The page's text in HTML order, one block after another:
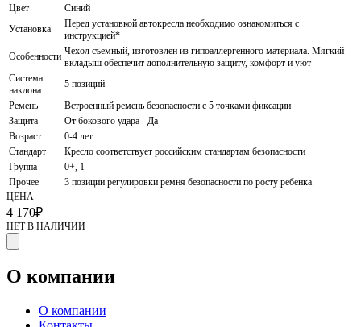
Цвет
Синий
Установка
Перед установкой автокресла необходимо ознакомиться с
инструкцией*
Особенности Чехол съемный, изготовлен из гипоаллергенного материала. Мягкий
вкладыш обеспечит дополнительную защиту, комфорт и уют
Система
наклона
5 позиций
Ремень
Встроенный ремень безопасности с 5 точками фиксации
Защита
От бокового удара - Да
Возраст
0-4 лет
Стандарт
Кресло соответствует российским стандартам безопасности
Группа
0+, 1
Прочее
3 позиции регулировки ремня безопасности по росту ребенка
ЦЕНА
4 170₽
НЕТ В НАЛИЧИИ
О компании
О компании